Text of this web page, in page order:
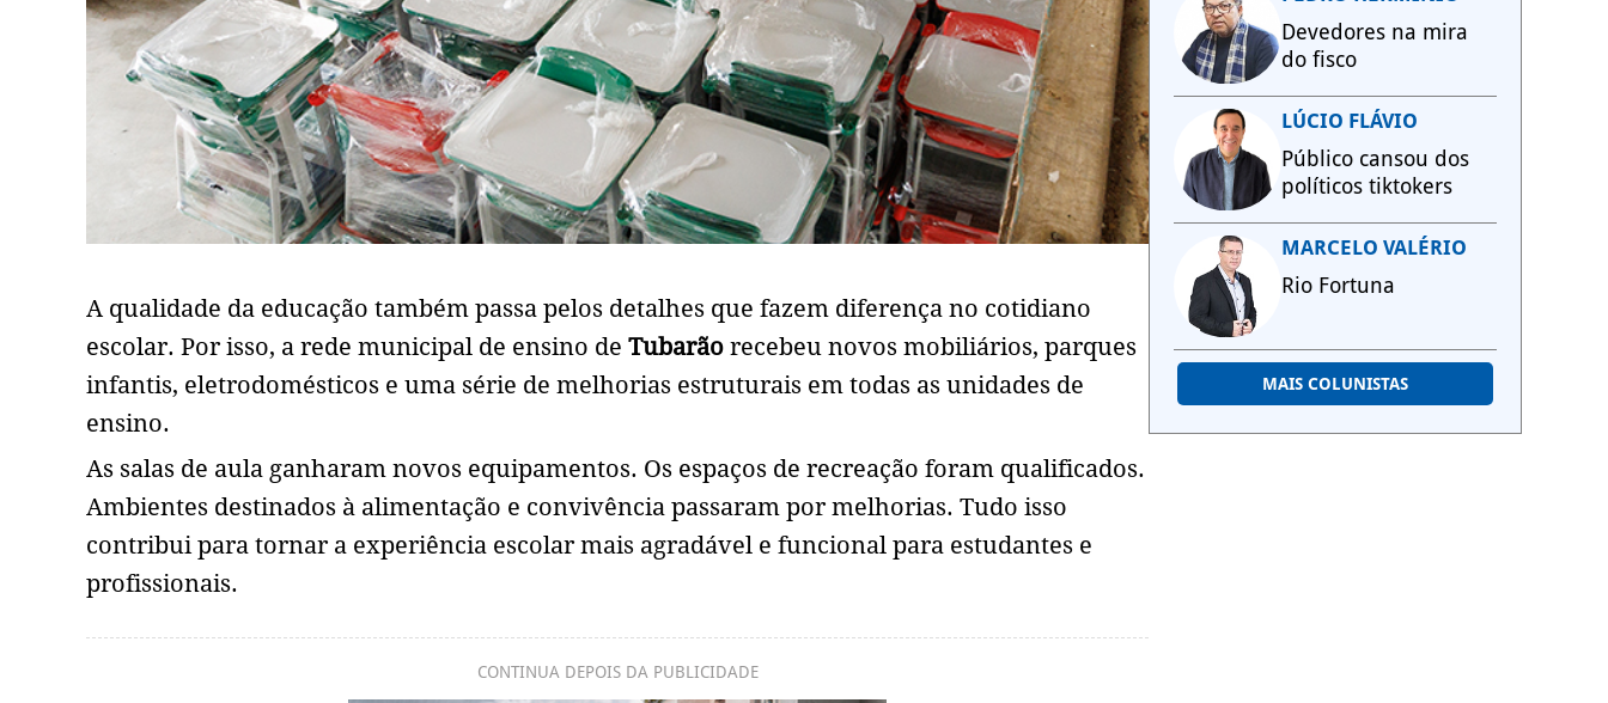
A qualidade da educação também passa pelos detalhes que fazem diferença no cotidiano
escolar. Por isso, a rede municipal de ensino de Tubarão recebeu novos mobiliários, parques
infantis, eletrodomésticos e uma série de melhorias estruturais em todas as unidades de
ensino.
As salas de aula ganharam novos equipamentos. Os espaços de recreação foram qualificados.
Ambientes destinados à alimentação e convivência passaram por melhorias. Tudo isso
contribui para tornar a experiência escolar mais agradável e funcional para estudantes e
profissionais.
CONTINUA DEPOIS DA PUBLICIDADE
Devedores na mira
do fisco
LÚCIO FLÁVIO
Público cansou dos
políticos tiktokers
MARCELO VALÉRIO
Rio Fortuna
MAIS COLUNISTAS